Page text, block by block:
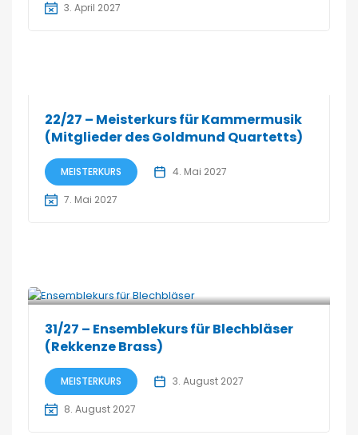
3. April 2027
22/27 – Meisterkurs für Kammermusik
(Mitglieder des Goldmund Quartetts)
MEISTERKURS 4. Mai 2027
7. Mai 2027
31/27 – Ensemblekurs für Blechbläser
(Rekkenze Brass)
MEISTERKURS 3. August 2027
8. August 2027